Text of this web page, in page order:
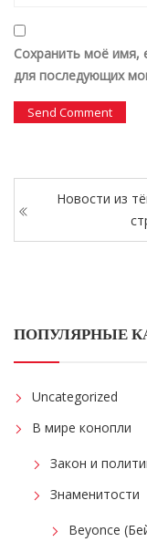
Сохранить моё имя,
для последующих
Новости из
ПОПУЛЯРНЫЕ
Uncategorized
В мире конопли
Закон и
Знаменитости
Beyonce